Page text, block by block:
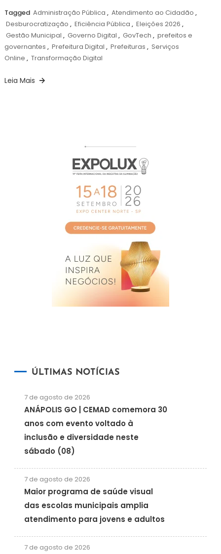
Tagged Administração Pública , Atendimento ao Cidadão ,
Desburocratização , Eficiência Pública , Eleições 2026 ,
Gestão Municipal , Governo Digital , GovTech , prefeitos e
governantes , Prefeitura Digital , Prefeituras , Serviços
Online , Transformação Digital
Leia Mais
ÚLTIMAS NOTÍCIAS
7 de agosto de 2026
ANÁPOLIS GO | CEMAD comemora 30
anos com evento voltado à
inclusão e diversidade neste
sábado (08)
7 de agosto de 2026
Maior programa de saúde visual
das escolas municipais amplia
atendimento para jovens e adultos
7 de agosto de 2026